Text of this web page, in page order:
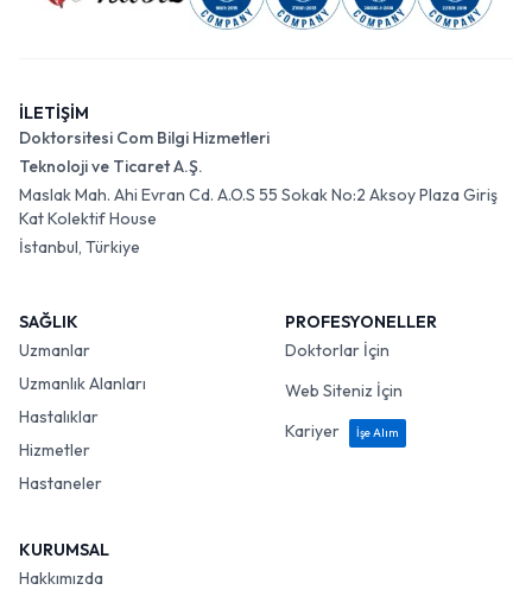
İLETİŞİM
Doktorsitesi Com Bilgi Hizmetleri
Teknoloji ve Ticaret A.Ş.
Maslak Mah. Ahi Evran Cd. A.O.S 55 Sokak No:2 Aksoy Plaza Giriş
Kat Kolektif House
İstanbul, Türkiye
SAĞLIK
Uzmanlar
Uzmanlık Alanları
Hastalıklar
Hizmetler
Hastaneler
PROFESYONELLER
Doktorlar İçin
Web Siteniz İçin
Kariyer
İşe Alım
KURUMSAL
Hakkımızda